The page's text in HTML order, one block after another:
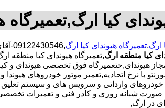
کیا ارگ,تعمیرگاه
ارگ,تعمیرگاه هیوندای کیا ارگ
کیا منطقه ارگ,تعمیرگاه هیوندای کیا منطقه
هیوندای,حتعمیرگاه فوق تخصصی هیوندای
با نرخ اتحادیه,تعمیر موتور خودروهای
خودروهای وارداتی و سرویس های و سیستم
شبانه روزی و کادر فنی و تعمیرات تخصصی
در ارگ,